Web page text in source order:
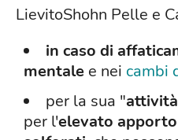
LievitoShohn Pelle e
in caso di
mentale e nei cambi
per la sua "
per l'elevato